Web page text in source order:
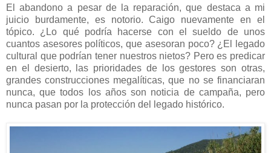
El abandono a pesar de la reparación, que destaca a mi
juicio burdamente, es notorio. Caigo nuevamente en el
tópico. ¿Lo qué podría hacerse con el sueldo de unos
cuantos asesores políticos, que asesoran poco? ¿El legado
cultural que podrían tener nuestros nietos? Pero es predicar
en el desierto, las prioridades de los gestores son otras,
grandes construcciones megalíticas, que no se financiaran
nunca, que todos los años son noticia de campaña, pero
nunca pasan por la protección del legado histórico.